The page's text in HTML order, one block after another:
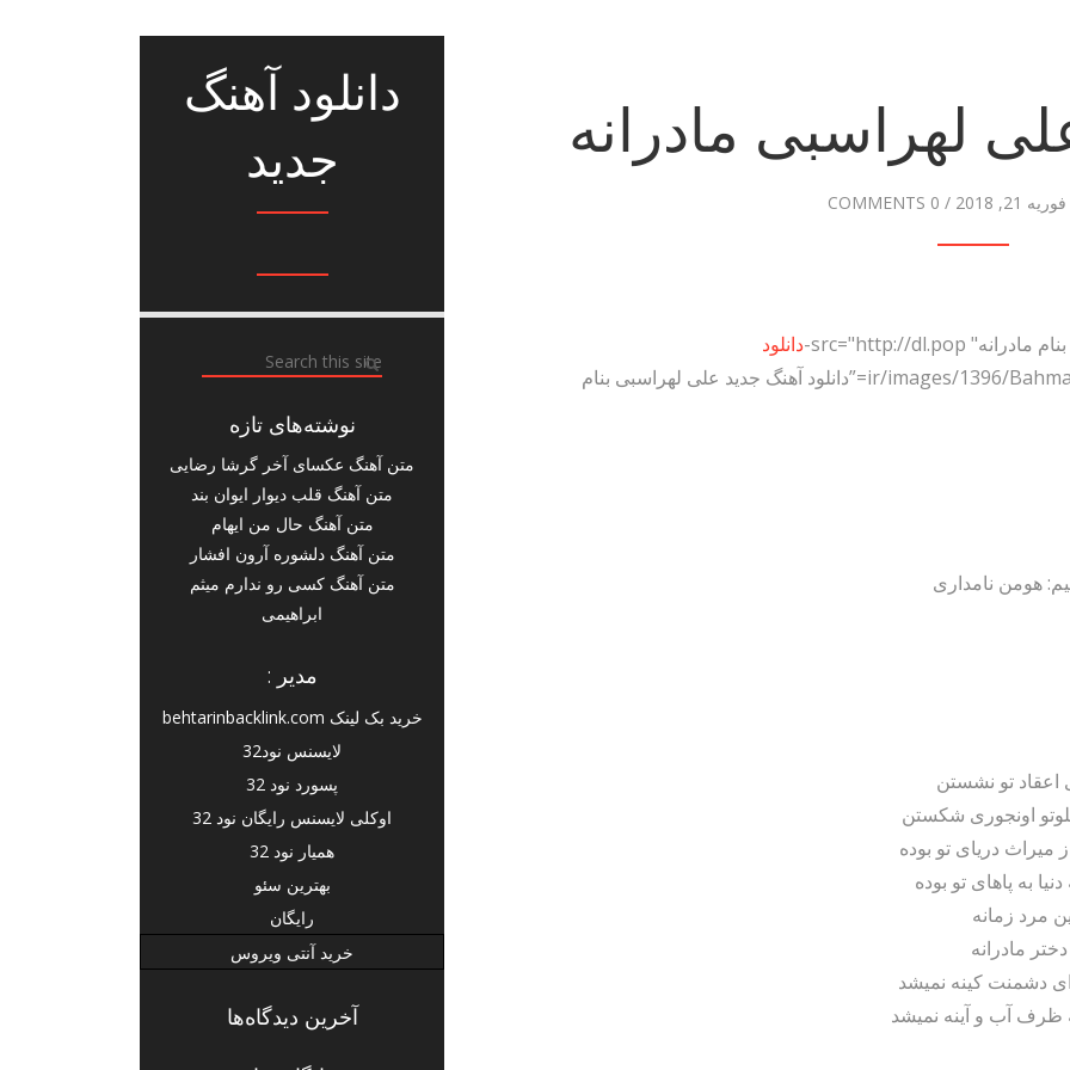
دانلود آهنگ
جدید
نوشته‌های تازه
متن آهنگ عکسای آخر گرشا رضایی
متن آهنگ قلب دیوار ایوان بند
متن آهنگ حال من ایهام
متن آهنگ دلشوره آرون افشار
متن آهنگ کسی رو ندارم میثم
ابراهیمی
مدیر :
خرید بک لینک behtarinbacklink.com
لایسنس نود32
پسورد نود 32
اوکلی لایسنس رایگان نود 32
همیار نود 32
بهترین سئو
رایگان
خرید آنتی ویروس
آخرین دیدگاه‌ها
لهراسبی مادرانه
فوریه 21, 2018 /
0 COMMENTS
دانلود
.ir/images/1396/Bahman/Ali-Lohrasbi-Madarane.jpg” alt=”دانلود آهنگ جدید علی لهراسبی بنام
هومن نامداری
اعقاد تو نشستن
اونجوری شکستن
دریای تو بوده
به پاهای تو بوده
مرد زمانه
مادرانه
دشمنت کینه نمیشد
آب و آینه نمیشد